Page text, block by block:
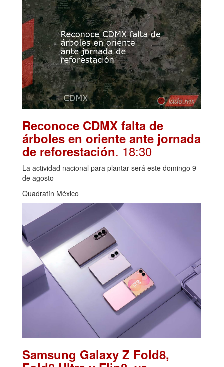
Reconoce CDMX falta de
árboles en oriente ante jornada
de reforestación. 18:30
La actividad nacional para plantar será este domingo 9
de agosto
Quadratín México
Samsung Galaxy Z Fold8,